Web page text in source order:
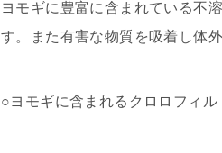
ヨモギに豊富に含まれている不
す。また有害な物質を吸着し体
○ヨモギに含まれるクロロフィル